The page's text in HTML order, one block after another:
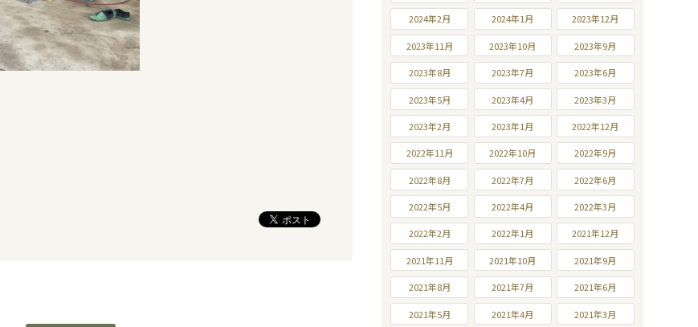
2024年2月 2024年1月 2023年12月
2023年11月 2023年10月 2023年9月
2023年8月 2023年7月 2023年6月
2023年5月 2023年4月 2023年3月
2023年2月 2023年1月 2022年12月
2022年11月 2022年10月 2022年9月
2022年8月 2022年7月 2022年6月
2022年5月 2022年4月 2022年3月
2022年2月 2022年1月 2021年12月
2021年11月 2021年10月 2021年9月
2021年8月 2021年7月 2021年6月
2021年5月 2021年4月 2021年3月